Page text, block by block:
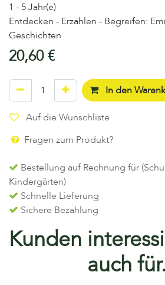
1 - 5 Jahr(e)
Entdecken - Erzählen - Begreifen:
Geschichten
20,60€
In den
Auf die Wunschliste
Fragen zum Produkt?
Bestellung auf Rechnung für
Kindergärten)
Schnelle Lieferung
Sichere Bezahlung
Kunden
auch